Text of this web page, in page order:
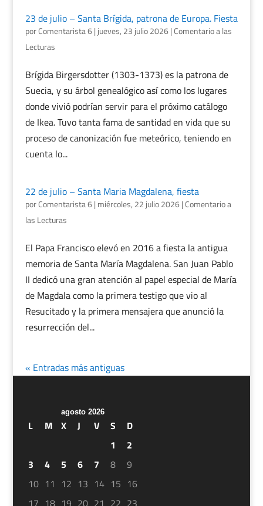
23 de julio – Santa Brígida, patrona de Europa. Fiesta
porComentarista 6| jueves, 23 julio 2026|Comentario a las
Lecturas
Brígida Birgersdotter (1303-1373) es la patrona de
Suecia, y su árbol genealógico así como los lugares
donde vivió podrían servir para el próximo catálogo
de Ikea. Tuvo tanta fama de santidad en vida que su
proceso de canonización fue meteórico, teniendo en
cuenta lo...
22 de julio – Santa Maria Magdalena, fiesta
porComentarista 6| miércoles, 22 julio 2026|Comentario a
las Lecturas
El Papa Francisco elevó en 2016 a fiesta la antigua
memoria de Santa María Magdalena. San Juan Pablo
II dedicó una gran atención al papel especial de María
de Magdala como la primera testigo que vio al
Resucitado y la primera mensajera que anunció la
resurrección del...
« Entradas más antiguas
agosto 2026
L M X J V S
D
1
2
3
4 5 6 7 8
9
10 11 12 13 14 15 16
17 18 19 20 21 22 23